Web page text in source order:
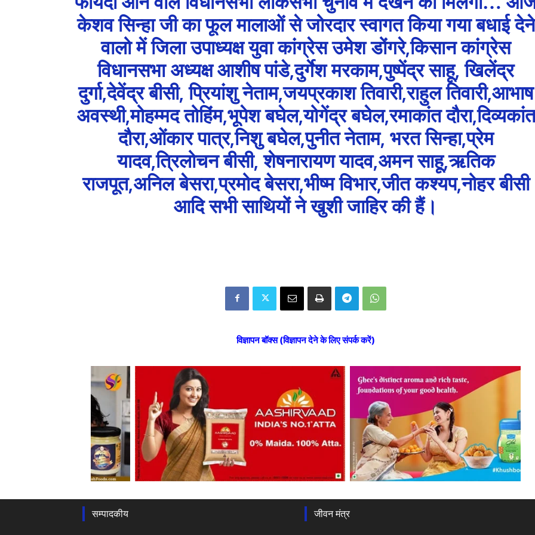
केशव सिन्हा जी का फूल मालाओं से जोरदार स्वागत किया गया बधाई देने
वालो में जिला उपाध्यक्ष युवा कांग्रेस उमेश डोंगरे,किसान कांग्रेस
विधानसभा अध्यक्ष आशीष पांडे,दुर्गेश मरकाम,पुष्पेंद्र साहू, खिलेंद्र
दुर्गा,देवेंद्र बीसी, प्रियांशु नेताम,जयप्रकाश तिवारी,राहुल तिवारी,आभाष
अवस्थी,मोहम्मद तोहिंम,भूपेश बघेल,योगेंद्र बघेल,रमाकांत दौरा,दिव्यकांत
दौरा,ओंकार पात्र,निशु बघेल,पुनीत नेताम, भरत सिन्हा,प्रेम
यादव,त्रिलोचन बीसी, शेषनारायण यादव,अमन साहू,ऋतिक
राजपूत,अनिल बेसरा,प्रमोद बेसरा,भीष्म विभार,जीत कश्यप,नोहर बीसी
आदि सभी साथियों ने खुशी जाहिर की हैं।
विज्ञापन बॉक्स (विज्ञापन देने के लिए संपर्क करें)
सम्पादकीय जीवन मंत्र